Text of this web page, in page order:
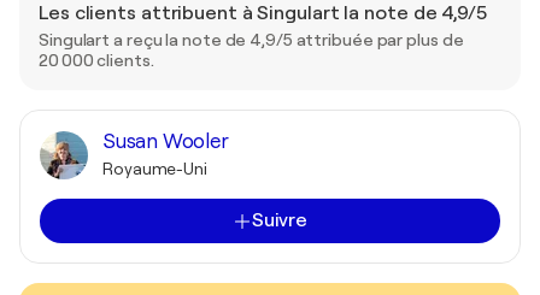
Les clients attribuent à Singulart la note de 4,9/5
Singulart a reçu la note de 4,9/5 attribuée par plus de
20 000 clients.
Susan Wooler
Royaume-Uni
Suivre